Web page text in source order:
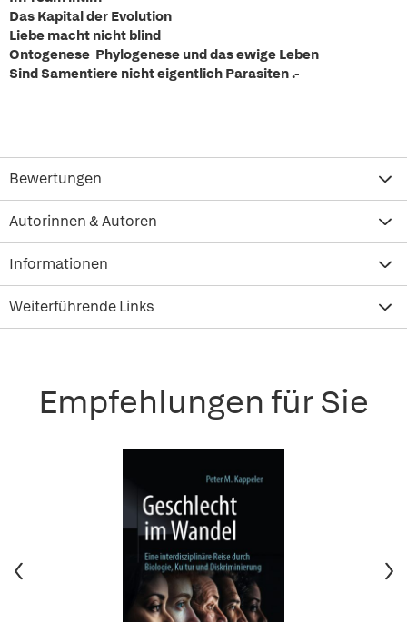
Das Kapital der Evolution
Liebe macht nicht blind
Ontogenese Phylogenese und das ewige Leben
Sind Samentiere nicht eigentlich Parasiten .-
Bewertungen
Autorinnen & Autoren
Informationen
Weiterführende Links
Empfehlungen für Sie